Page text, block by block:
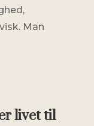
Man
livet til